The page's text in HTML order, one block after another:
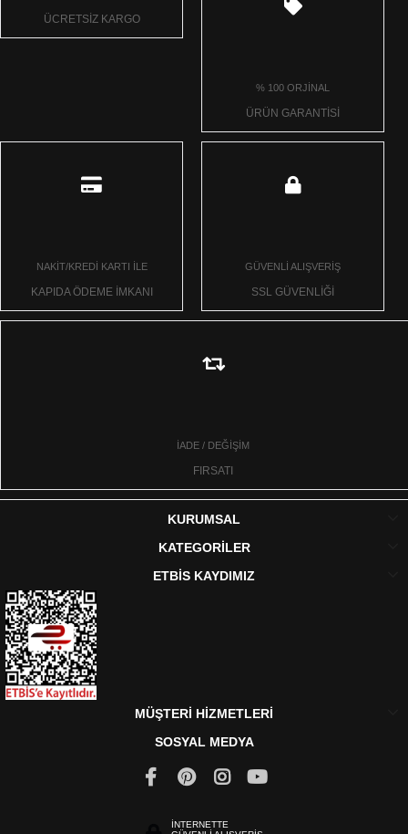
ÜCRETSİZ KARGO
% 100 ORJİNAL
ÜRÜN GARANTİSİ
NAKİT/KREDİ KARTI İLE
KAPIDA ÖDEME İMKANI
GÜVENLİ ALIŞVERİŞ
SSL GÜVENLİĞİ
İADE / DEĞİŞİM
FIRSATI
KURUMSAL
KATEGORİLER
ETBİS KAYDIMIZ
MÜŞTERİ HİZMETLERİ
SOSYAL MEDYA
İNTERNETTE